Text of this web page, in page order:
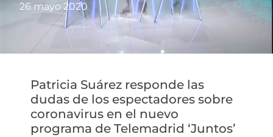
26 mayo 2020
Patricia Suárez responde las
dudas de los espectadores sobre
coronavirus en el nuevo
programa de Telemadrid ‘Juntos’